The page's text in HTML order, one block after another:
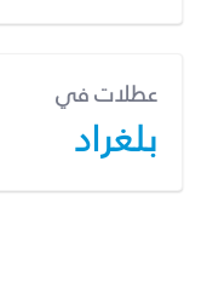
عطلات في
بلغراد